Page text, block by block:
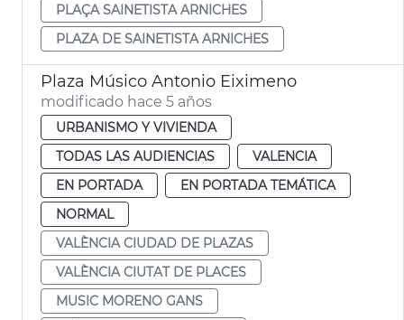
PLAÇA SAINETISTA ARNICHES
PLAZA DE SAINETISTA ARNICHES
Plaza Músico Antonio Eiximeno
modificado hace 5 años
URBANISMO Y VIVIENDA
TODAS LAS AUDIENCIAS
VALENCIA
EN PORTADA
EN PORTADA TEMÁTICA
NORMAL
VALÈNCIA CIUDAD DE PLAZAS
VALÈNCIA CIUTAT DE PLACES
MUSIC MORENO GANS